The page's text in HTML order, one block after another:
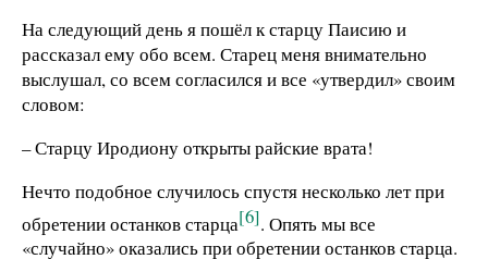
На следующий день я пошёл к старцу Паисию и
рассказал ему обо всем. Старец меня внимательно
выслушал, со всем согласился и все «утвердил» своим
словом:
– Старцу Иродиону открыты райские врата!
Нечто подобное случилось спустя несколько лет при
обретении останков старца[6]. Опять мы все
«случайно» оказались при обретении останков старца.